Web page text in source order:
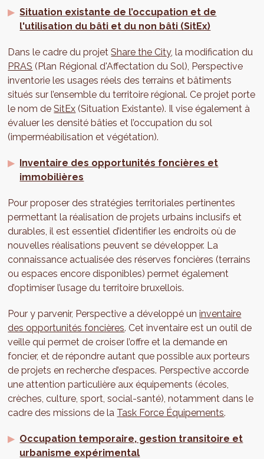
Situation existante de l’occupation et de
l'utilisation du bâti et du non bâti (SitEx)
Dans le cadre du projetShare the City, la modification du
PRAS (Plan Régional d'Affectation du Sol), Perspective
inventorie les usages réels des terrains et bâtiments
situés sur l’ensemble du territoire régional. Ce projet porte
le nom deSitEx (Situation Existante). Il vise également à
évaluer les densité bâties et l’occupation du sol
(imperméabilisation et végétation).
Inventaire des opportunités foncières et
immobilières
Pour proposer des stratégies territoriales pertinentes
permettant la réalisation de projets urbains inclusifs et
durables, il est essentiel d’identifier les endroits où de
nouvelles réalisations peuvent se développer. La
connaissance actualisée des réserves foncières (terrains
ou espaces encore disponibles) permet également
d’optimiser l’usage du territoire bruxellois.
Pour y parvenir, Perspective a développé uninventaire
des opportunités foncières. Cet inventaire est un outil de
veille qui permet de croiser l’offre et la demande en
foncier, et de répondre autant que possible aux porteurs
de projets en recherche d’espaces. Perspective accorde
une attention particulière aux équipements (écoles,
crèches, culture, sport, social-santé), notamment dans le
cadre des missions de la Task Force Équipements.
Occupation temporaire, gestion transitoire et
urbanisme expérimental